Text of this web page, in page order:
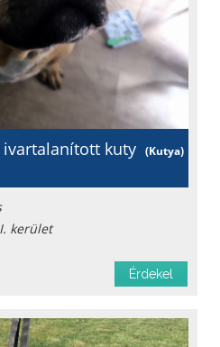
kuty (Kutya)
kerület
Érdekel